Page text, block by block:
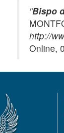
"Bispo
http://
Online,